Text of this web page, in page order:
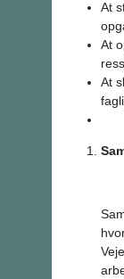
At
At
At